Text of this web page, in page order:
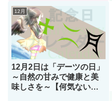
12月
12月2日は「デーツの日」
～自然の甘みで健康と美
味しさを～【何気ない今